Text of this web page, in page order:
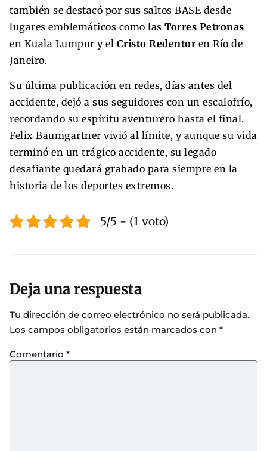
también se destacó por sus saltos BASE desde
lugares emblemáticos como las Torres Petronas
en Kuala Lumpur y el Cristo Redentoren Río de
Janeiro.
Su última publicación en redes, días antes del
accidente, dejó a sus seguidores con un escalofrío,
recordando su espíritu aventurero hasta el final.
Felix Baumgartner vivió al límite, y aunque su vida
terminó en un trágico accidente, su legado
desafiante quedará grabado para siempre en la
historia de los deportes extremos.
5/5 - (1 voto)
Deja una respuesta
Tu dirección de correo electrónico no será publicada.
Los campos obligatorios están marcados con *
Comentario *